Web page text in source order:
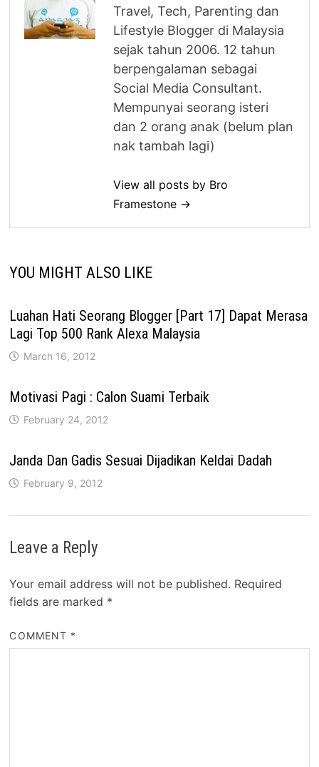
Travel, Tech, Parenting dan
Lifestyle Blogger di Malaysia
sejak tahun 2006. 12 tahun
berpengalaman sebagai
Social Media Consultant.
Mempunyai seorang isteri
dan 2 orang anak (belum plan
nak tambah lagi)
View all posts by Bro
Framestone →
YOU MIGHT ALSO LIKE
Luahan Hati Seorang Blogger [Part 17] Dapat Merasa
Lagi Top 500 Rank Alexa Malaysia
March 16, 2012
Motivasi Pagi : Calon Suami Terbaik
February 24, 2012
Janda Dan Gadis Sesuai Dijadikan Keldai Dadah
February 9, 2012
Leave a Reply
Your email address will not be published. Required
fields are marked *
COMMENT *